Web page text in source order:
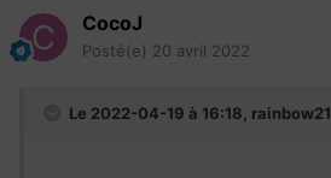
CocoJ
Posté(e) 20 avril 2022
Le 2022-04-19 à 16:18, rainbow21